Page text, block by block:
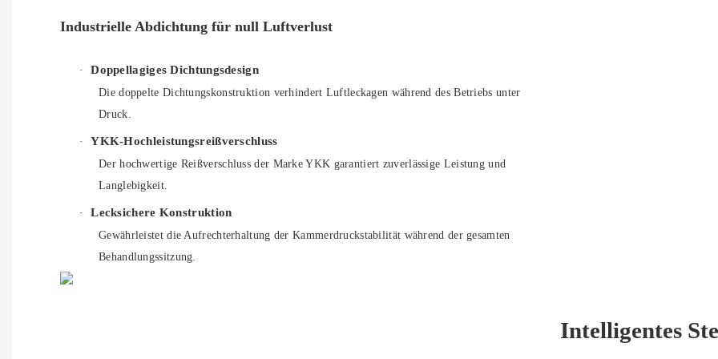
Industrielle Abdichtung für null Luftverlust
· Doppellagiges Dichtungsdesign
Die doppelte Dichtungskonstruktion verhindert Luftleckagen während des Betriebs unter
Druck.
· YKK-Hochleistungsreißverschluss
Der hochwertige Reißverschluss der Marke YKK garantiert zuverlässige Leistung und
Langlebigkeit.
· Lecksichere Konstruktion
Gewährleistet die Aufrechterhaltung der Kammerdruckstabilität während der gesamten
Behandlungssitzung.
Intelligentes